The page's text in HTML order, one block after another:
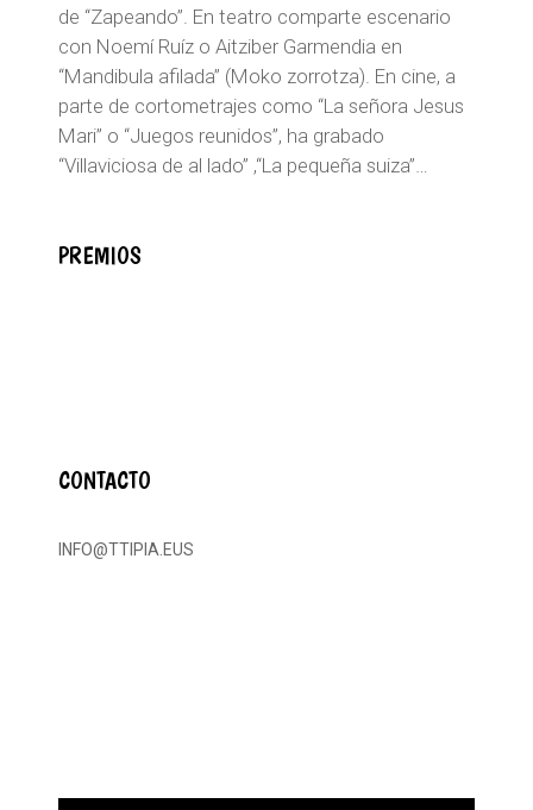
de “Zapeando”. En teatro comparte escenario
con Noemí Ruíz o Aitziber Garmendia en
“Mandibula afilada” (Moko zorrotza). En cine, a
parte de cortometrajes como “La señora Jesus
Mari” o “Juegos reunidos”, ha grabado
“Villaviciosa de al lado” ,“La pequeña suiza”…
PREMIOS
CONTACTO
INFO@TTIPIA.EUS